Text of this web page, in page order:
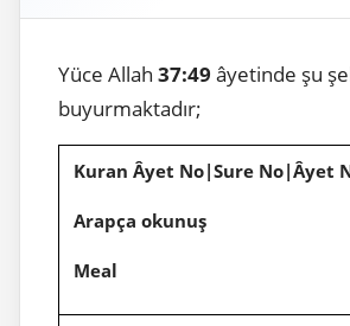
Yüce Allah 37:49 âyetinde şu
buyurmaktadır;
Kuran Âyet No|Sure No|Âyet
Arapça okunuş
Meal